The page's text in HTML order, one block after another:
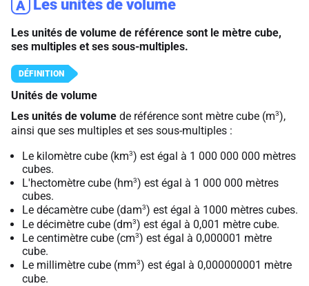
A Les unités de volume
Les unités de volume de référence sont le mètre cube,
ses multiples et ses sous-multiples.
Unités de volume
Les unités de volume de référence sont mètre cube (m3),
ainsi que ses multiples et ses sous-multiples :
Le kilomètre cube (km3) est égal à 1 000 000 000 mètres
cubes.
L'hectomètre cube (hm3) est égal à 1 000 000 mètres
cubes.
Le décamètre cube (dam3) est égal à 1000 mètres cubes.
Le décimètre cube (dm3) est égal à 0,001 mètre cube.
Le centimètre cube (cm3) est égal à 0,000001 mètre
cube.
Le millimètre cube (mm3) est égal à 0,000000001 mètre
cube.